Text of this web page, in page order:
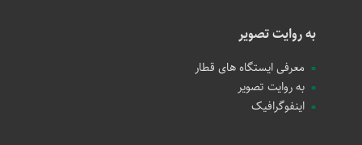
به روایت تصویر
معرفی ایستگاه های قطار
به روایت تصویر
اینفوگرافیک